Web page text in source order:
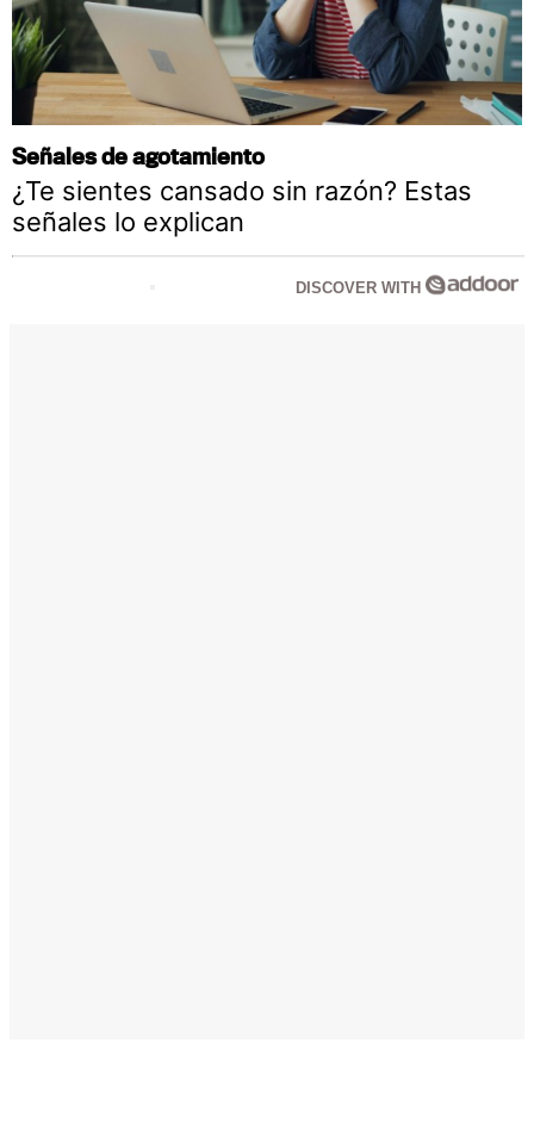
Señales de agotamiento
¿Te sientes cansado sin razón? Estas
señales lo explican
DISCOVER WITH